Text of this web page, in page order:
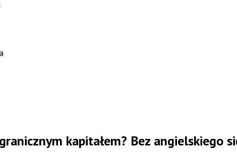
kapitałem? Bez angielskiego